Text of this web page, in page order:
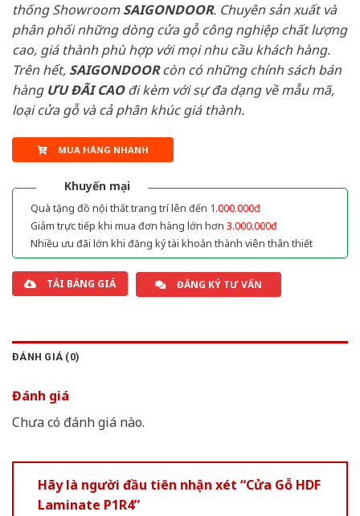
thống ShowroomSAIGONDOOR. Chuyên sản xuất và
phân phối những dòng cửa gỗ công nghiệp chất lượng
cao, giá thành phù hợp với mọi nhu cầu khách hàng.
Trên hết, SAIGONDOORcòn có những chính sách bán
hàng ƯU ĐÃI CAOđi kèm với sự đa dạng về mẫu mã,
loại cửa gỗ và cả phân khúc giá thành.
MUA HÀNG NHANH
Khuyến mại
Quà tặng đồ nội thất trang trí lên đến 1.000.000đ
Giảm trực tiếp khi mua đơn hàng lớn hơn 3.000.000đ
Nhiều ưu đãi lớn khi đăng ký tài khoản thành viên thân thiết
TẢI BẢNG GIÁ ĐĂNG KÝ TƯ VẤN
ĐÁNH GIÁ (0)
Đánh giá
Chưa có đánh giá nào.
Hãy là người đầu tiên nhận xét “Cửa Gỗ HDF
Laminate P1R4”